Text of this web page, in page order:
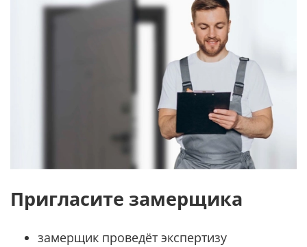
Пригласите замерщика
замерщик проведёт экспертизу